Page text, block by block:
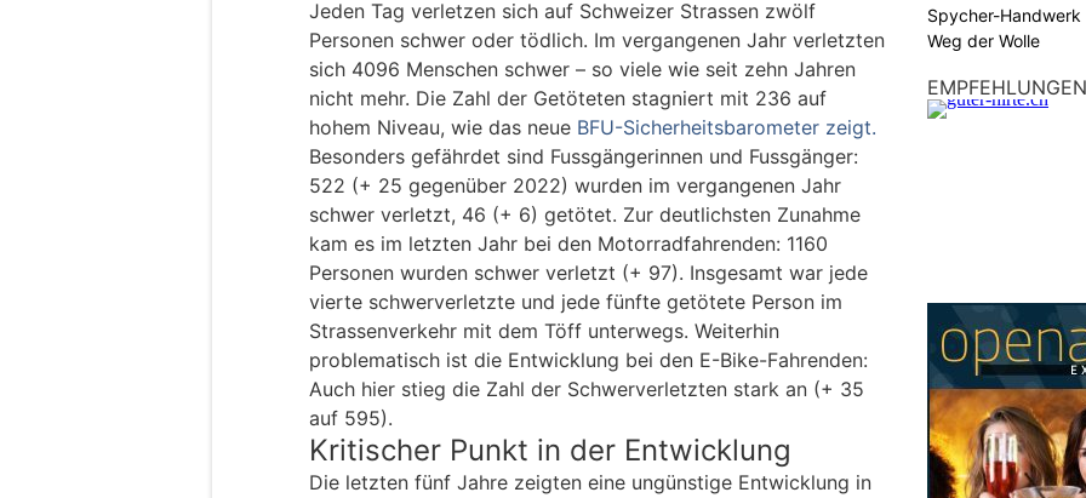
Jeden Tag verletzen sich auf Schweizer Strassen zwölf
Personen schwer oder tödlich. Im vergangenen Jahr verletzten
sich 4096 Menschen schwer – so viele wie seit zehn Jahren
nicht mehr. Die Zahl der Getöteten stagniert mit 236 auf
hohem Niveau, wie das neue BFU-Sicherheitsbarometer zeigt.
Besonders gefährdet sind Fussgängerinnen und Fussgänger:
522 (+ 25 gegenüber 2022) wurden im vergangenen Jahr
schwer verletzt, 46 (+ 6) getötet. Zur deutlichsten Zunahme
kam es im letzten Jahr bei den Motorradfahrenden: 1160
Personen wurden schwer verletzt (+ 97). Insgesamt war jede
vierte schwerverletzte und jede fünfte getötete Person im
Strassenverkehr mit dem Töff unterwegs. Weiterhin
problematisch ist die Entwicklung bei den E-Bike-Fahrenden:
Auch hier stieg die Zahl der Schwerverletzten stark an (+ 35
auf 595).
Kritischer Punkt in der Entwicklung
Die letzten fünf Jahre zeigten eine ungünstige Entwicklung in
Spycher-
Weg der Wolle
EMPFEHLUNGEN